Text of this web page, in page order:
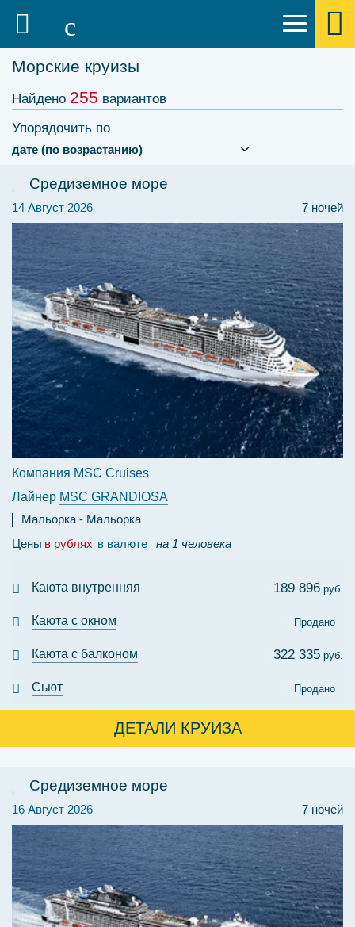
Морские круизы
Найдено 255 вариантов
Упорядочить по
Средиземное море
7 ночей
14 Август 2026
Компания MSC Cruises
Лайнер MSC GRANDIOSA
Мальорка
Мальорка
Цены в рублях в валюте на 1 человека
Каюта внутренняя 189 896 руб.
Каюта с окном Продано
Каюта с балконом 322 335 руб.
Сьют Продано
ДЕТАЛИ КРУИЗА
Средиземное море
7 ночей
16 Август 2026